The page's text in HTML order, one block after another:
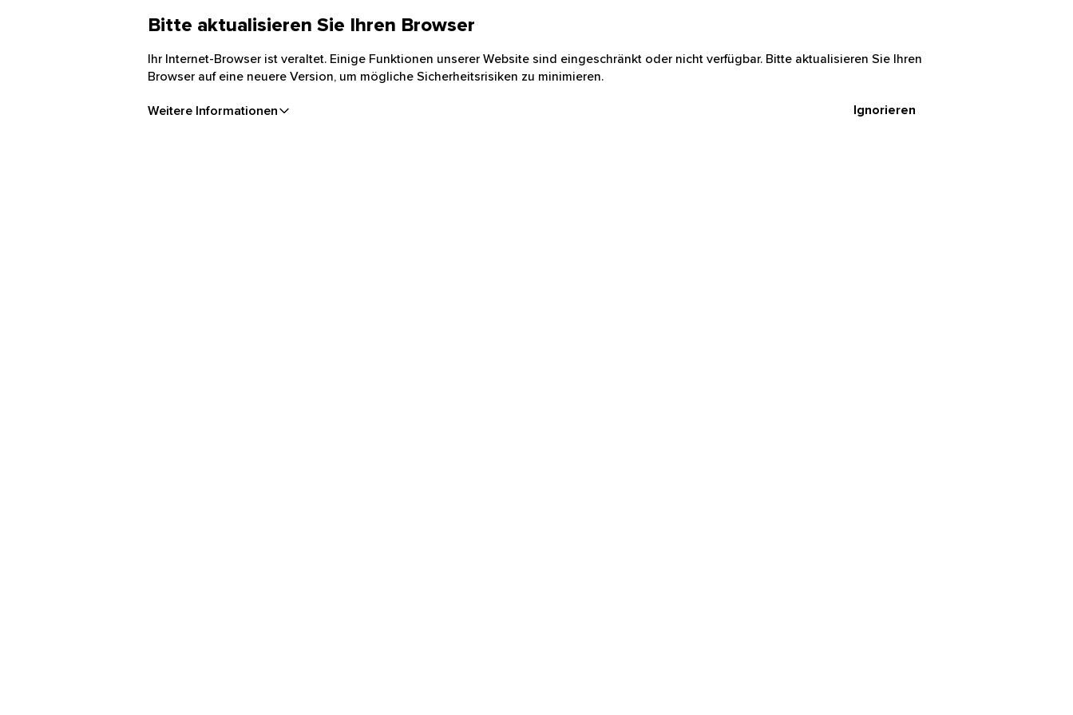
Bitte aktualisieren Sie Ihren Browser
Ihr Internet-Browser ist veraltet. Einige Funktionen unserer Website sind eingeschränkt oder nicht verfügbar. Bitte aktualisieren Sie Ihren
Browser auf eine neuere Version, um mögliche Sicherheitsrisiken zu minimieren.
Weitere Informationen Ignorieren